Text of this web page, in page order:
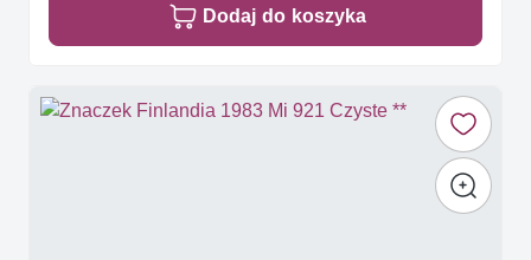
Dodaj do koszyka